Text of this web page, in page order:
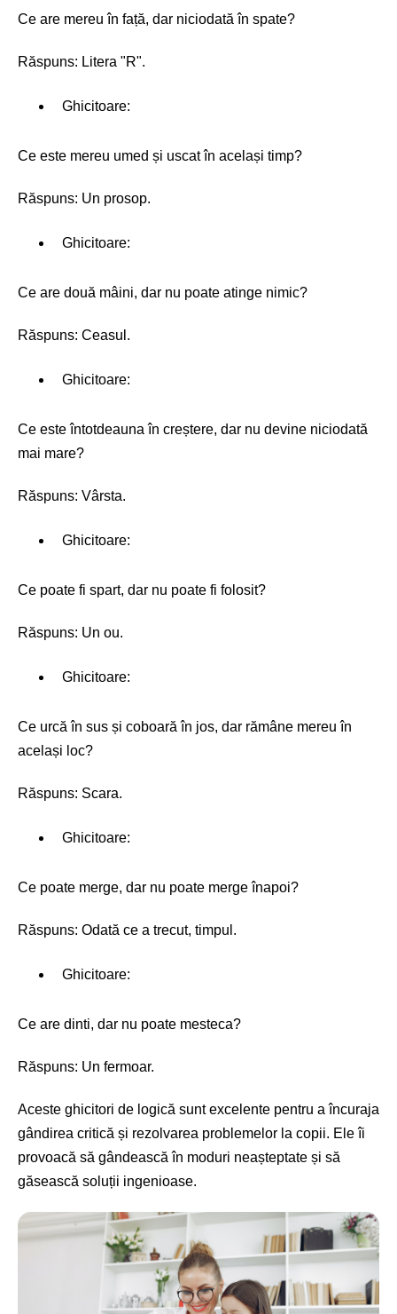
Ce are mereu în față, dar niciodată în spate?
Răspuns: Litera "R".
Ghicitoare:
Ce este mereu umed și uscat în același timp?
Răspuns: Un prosop.
Ghicitoare:
Ce are două mâini, dar nu poate atinge nimic?
Răspuns: Ceasul.
Ghicitoare:
Ce este întotdeauna în creștere, dar nu devine niciodată
mai mare?
Răspuns: Vârsta.
Ghicitoare:
Ce poate fi spart, dar nu poate fi folosit?
Răspuns: Un ou.
Ghicitoare:
Ce urcă în sus și coboară în jos, dar rămâne mereu în
același loc?
Răspuns: Scara.
Ghicitoare:
Ce poate merge, dar nu poate merge înapoi?
Răspuns: Odată ce a trecut, timpul.
Ghicitoare:
Ce are dinti, dar nu poate mesteca?
Răspuns: Un fermoar.
Aceste ghicitori de logică sunt excelente pentru a încuraja
gândirea critică și rezolvarea problemelor la copii. Ele îi
provoacă să gândească în moduri neașteptate și să
găsească soluții ingenioase.